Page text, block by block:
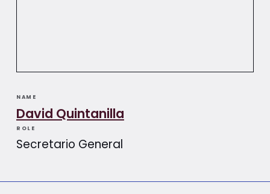
NAME
David Quintanilla
ROLE
Secretario General